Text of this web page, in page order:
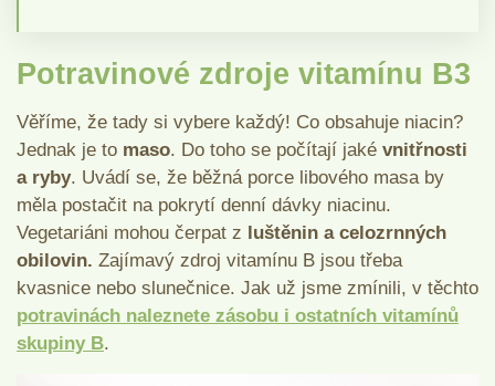
Potravinové zdroje vitamínu B3
Věříme, že tady si vybere každý! Co obsahuje niacin?
Jednak je to maso. Do toho se počítají jaké vnitřnosti
a ryby. Uvádí se, že běžná porce libového masa by
měla postačit na pokrytí denní dávky niacinu.
Vegetariáni mohou čerpat z luštěnin a celozrnných
obilovin. Zajímavý zdroj vitamínu B jsou třeba
kvasnice nebo slunečnice. Jak už jsme zmínili, v těchto
potravinách naleznete zásobu i ostatních vitamínů
skupiny B.